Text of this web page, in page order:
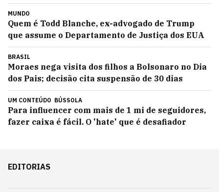
MUNDO
Quem é Todd Blanche, ex-advogado de Trump
que assume o Departamento de Justiça dos EUA
BRASIL
Moraes nega visita dos filhos a Bolsonaro no Dia
dos Pais; decisão cita suspensão de 30 dias
UM CONTEÚDO BÚSSOLA
Para influencer com mais de 1 mi de seguidores,
fazer caixa é fácil. O 'hate' que é desafiador
EDITORIAS